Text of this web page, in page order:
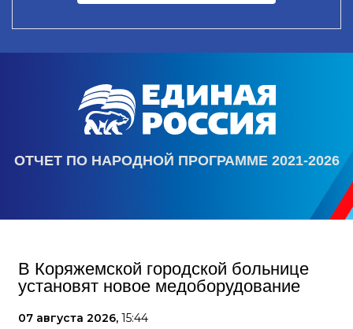
ОТЧЕТ ПО НАРОДНОЙ ПРОГРАММЕ 2021-2026
В Коряжемской городской больнице
установят новое медоборудование
07 августа 2026, 15:44